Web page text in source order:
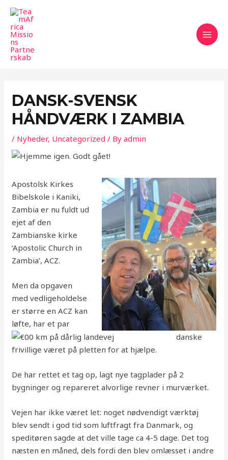
Skip
content
DANSK-SVENSK
HÅNDVÆRK I ZAMBIA
/ Nyheder, Uncategorized / Byadmin
Apostolsk Kirkes
Bibelskole i Kaniki,
Zambia er nu fuldt ud
ejet af den
Zambianske kirke
‘Apostolic Church in
Zambia’, ACZ.
Men da opgaven
med vedligeholdelse
er større en ACZ kan
løfte, har et par
danske
frivillige været på pletten for at hjælpe.
De har rettet et tag op, lagt nye tagplader på 2
bygninger og repareret alvorlige revner i murværket.
Vejen har ikke været let: noget nødvendigt værktøj
blev sendt i god tid som luftfragt fra Danmark, og
speditøren sagde at det ville tage ca 4-5 dage. Det tog
næsten en måned, dels fordi den blev omlæsset i andre
navigation